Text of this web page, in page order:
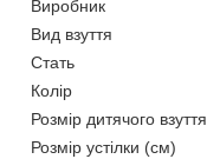
Виробник
Вид взуття
Стать
Колір
Розмір дитячого взуття
Розмір устілки (см)